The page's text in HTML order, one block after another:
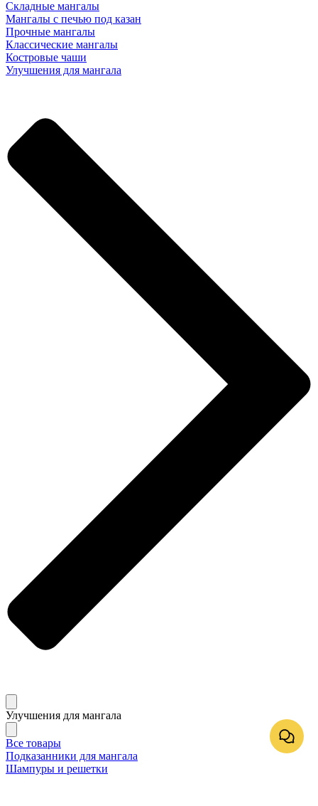
Складные мангалы
Мангалы с печью под казан
Прочные мангалы
Классические мангалы
Костровые чаши
Улучшения для мангала
Улучшения для мангала
Все товары
Подказанники для мангала
Шампуры и решетки